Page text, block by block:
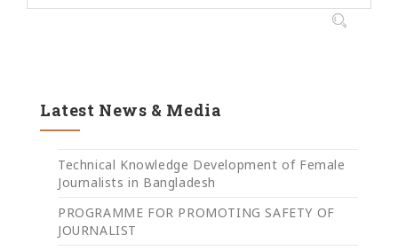
Latest News & Media
Technical Knowledge Development of Female
Journalists in Bangladesh
PROGRAMME FOR PROMOTING SAFETY OF
JOURNALIST